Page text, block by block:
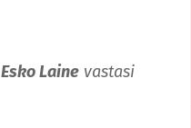
Esko Laine vastasi